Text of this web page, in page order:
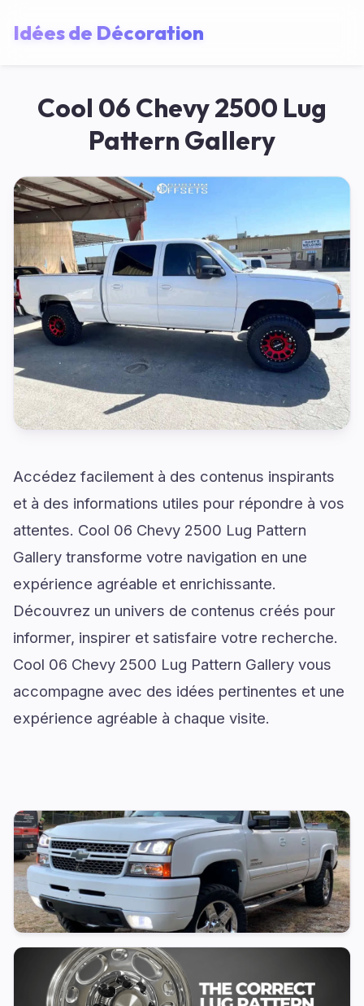
Idées de Décoration
Cool 06 Chevy 2500 Lug
Pattern Gallery
Accédez facilement à des contenus inspirants
et à des informations utiles pour répondre à vos
attentes. Cool 06 Chevy 2500 Lug Pattern
Gallery transforme votre navigation en une
expérience agréable et enrichissante.
Découvrez un univers de contenus créés pour
informer, inspirer et satisfaire votre recherche.
Cool 06 Chevy 2500 Lug Pattern Gallery vous
accompagne avec des idées pertinentes et une
expérience agréable à chaque visite.